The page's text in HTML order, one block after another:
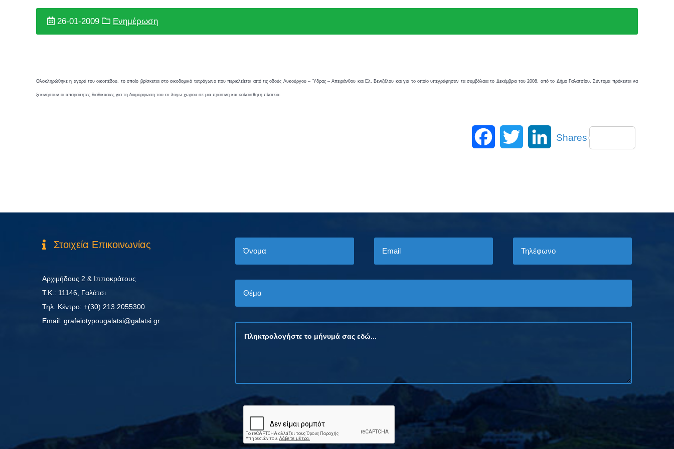
26-01-2009 Ενημέρωση
Ολοκληρώθηκε η αγορά του οικοπέδου, το οποίο βρίσκεται στο οικοδομικό τετράγωνο που περικλείεται από τις οδούς Λυκούργου – Ύδρας – Απειράνθου και Ελ. Βενιζέλου και για το οποίο υπεγράφησαν τα συμβόλαια το Δεκέμβριο του 2008, από το Δήμο Γαλατσίου. Σύντομα πρόκειται να
ξεκινήσουν οι απαραίτητες διαδικασίες για τη διαμόρφωση του εν λόγω χώρου σε μια πράσινη και καλαίσθητη πλατεία.
FacebookTwitter
Shares
Στοιχεία Επικοινωνίας
Αρχιμήδους 2 & Ιπποκράτους
Τ.Κ.: 11146, Γαλάτσι
Τηλ. Κέντρο: +(30) 213.2055300
Εmail: grafeiotypougalatsi@galatsi.gr